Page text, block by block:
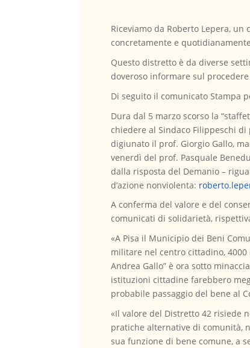
Riceviamo da Roberto Lepera,
concretamente e
Questo distretto è da diverse
doveroso informare sul
Di seguito il comunicato Stampa
Dura dal 5 marzo scorso la
chiedere al Sindaco Filippeschi
digiunato il prof. Giorgio Gallo,
venerdì del prof. Pasquale
dalla risposta del Demanio –
d’azione nonviolenta:
A conferma del valore e del
comunicati di solidarietà,
«A Pisa il Municipio dei Beni
militare nel centro cittadino, 4000
Andrea Gallo” è ora sotto
istituzioni cittadine farebbero
probabile passaggio del bene al
«Il valore del Distretto 42 risiede
pratiche alternative di comunità,
sua funzione di bene comune, a